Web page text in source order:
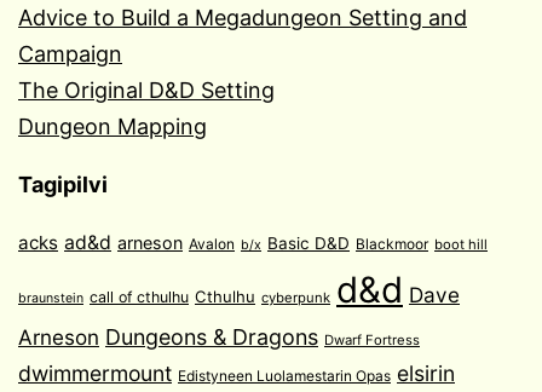
Advice to Build a Megadungeon Setting and
Campaign
The Original D&D Setting
Dungeon Mapping
Tagipilvi
acks ad&d arneson Avalon b/x Basic D&D Blackmoor boot hill
braunstein call of cthulhu Cthulhu cyberpunk d&d Dave
Arneson Dungeons & Dragons Dwarf Fortress
dwimmermount Edistyneen Luolamestarin Opas elsirin